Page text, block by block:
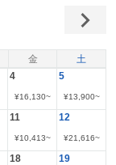
金 土
4
¥16,130~
5
¥13,900~
11
¥10,413~
12
¥21,616~
18 19